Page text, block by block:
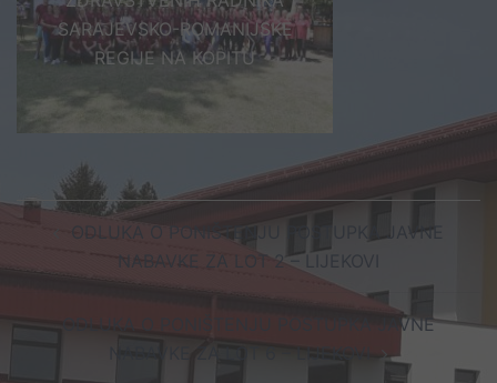
SARAJEVSKO-ROMANIJSKE
REGIJE NA KOPITU
Post
navigation
ODLUKA O PONIŠTENJU POSTUPKA JAVNE
NABAVKE ZA LOT 2 – LIJEKOVI
ODLUKA O PONIŠTENJU POSTUPKA JAVNE